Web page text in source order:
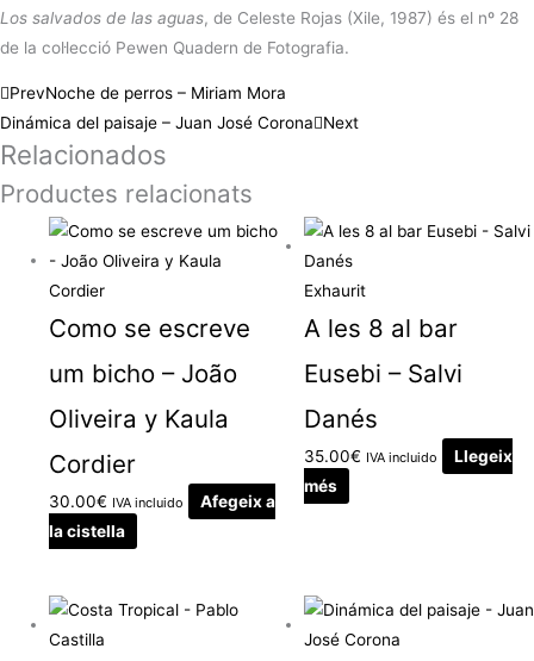
Los salvados de las aguas, de Celeste Rojas (Xile, 1987) és el nº 28
de la col·lecció Pewen Quadern de Fotografia.
PrevNoche de perros – Miriam Mora
Dinámica del paisaje – Juan José Corona
Next
Relacionados
Productes relacionats
Como se escreve
um bicho – João
Oliveira y Kaula
Cordier
30.00€ IVA incluido
Afegeix a
la cistella
Exhaurit
A les 8 al bar
Eusebi – Salvi
Danés
35.00€ IVA incluido
Llegeix
més